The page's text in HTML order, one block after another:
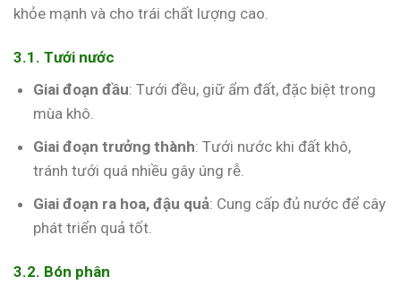
khỏe mạnh và cho trái chất lượng cao.
3.1. Tưới nước
Giai đoạn đầu: Tưới đều, giữ ẩm đất, đặc biệt trong
mùa khô.
Giai đoạn trưởng thành: Tưới nước khi đất khô,
tránh tưới quá nhiều gây úng rễ.
Giai đoạn ra hoa, đậu quả: Cung cấp đủ nước để cây
phát triển quả tốt.
3.2. Bón phân